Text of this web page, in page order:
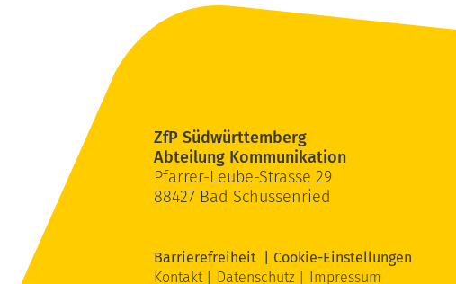
ZfP Südwürttemberg
Abteilung Kommunikation
Pfarrer-Leube-Strasse 29
88427 Bad Schussenried
Barrierefreiheit
Cookie-Einstellungen
Kontakt
Datenschutz Impressum